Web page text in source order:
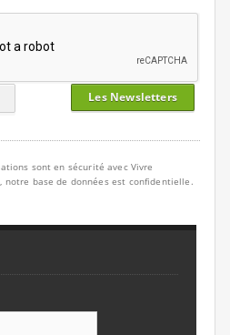
Les Newsletters
sont en sécurité avec Vivre
notre base de données est confidentielle.